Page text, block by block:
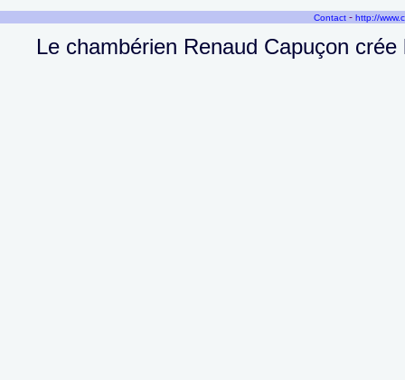
Contact - http://
Le chambérien Renaud Capuçon